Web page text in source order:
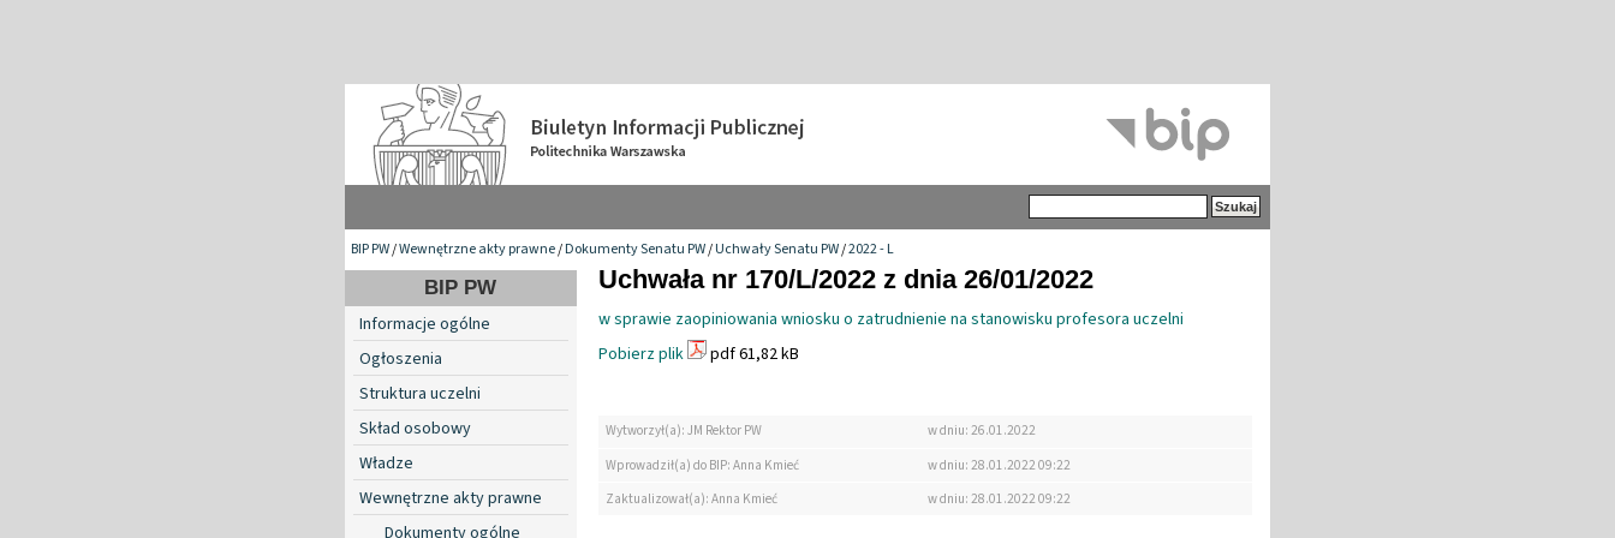
BIP PW/Wewnętrzne akty prawne/Dokumenty Senatu PW/Uchwały Senatu PW/2022 - L
BIP PW
Informacje ogólne
Ogłoszenia
Struktura uczelni
Skład osobowy
Władze
Wewnętrzne akty prawne
Dokumenty ogólne
Uchwała nr 170/L/2022 z dnia 26/01/2022
w sprawie zaopiniowania wniosku o zatrudnienie na stanowisku profesora uczelni
Pobierz plik
pdf 61,82 kB
Wytworzył(a): JM Rektor PW
w dniu: 26.01.2022
Wprowadził(a) do BIP: Anna Kmieć
w dniu: 28.01.2022 09:22
Zaktualizował(a): Anna Kmieć
w dniu: 28.01.2022 09:22